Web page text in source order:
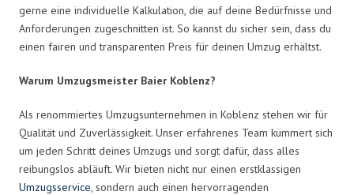
gerne eine individuelle Kalkulation, die auf deine Bedürfnisse und
Anforderungen zugeschnitten ist. So kannst du sicher sein, dass du
einen fairen und transparenten Preis für deinen Umzug erhältst.
Warum Umzugsmeister Baier Koblenz?
Als renommiertes Umzugsunternehmen in Koblenz stehen wir für
Qualität und Zuverlässigkeit. Unser erfahrenes Team kümmert sich
um jeden Schritt deines Umzugs und sorgt dafür, dass alles
reibungslos abläuft. Wir bieten nicht nur einen erstklassigen
Umzugsservice, sondern auch einen hervorragenden